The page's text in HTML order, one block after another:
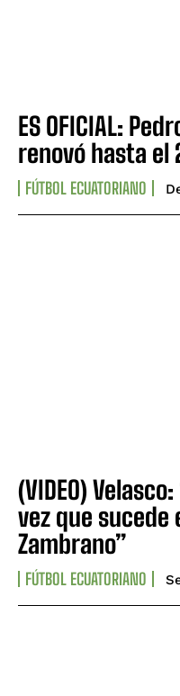
ES OFICIAL:
renovó hasta el
FÚTBOL ECUATORIANO
(VIDEO)
vez que sucede
Zambrano”
FÚTBOL ECUATORIANO